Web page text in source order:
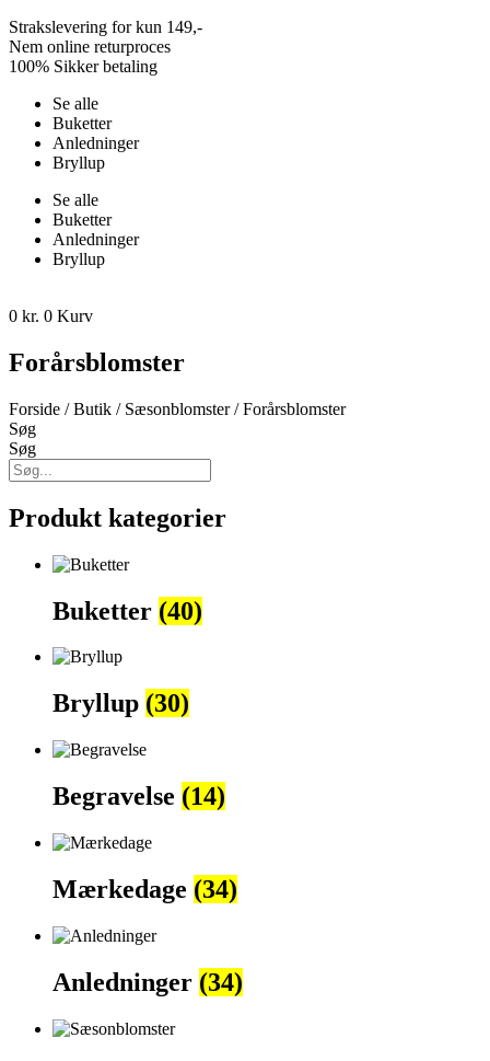
Strakslevering for kun 149,-
Nem online returproces
100% Sikker betaling
Se alle
Buketter
Anledninger
Bryllup
Se alle
Buketter
Anledninger
Bryllup
0 kr. 0 Kurv
Forårsblomster
Forside /Butik / Sæsonblomster/ Forårsblomster
Søg
Søg
Produkt kategorier
Buketter (40)
Bryllup (30)
Begravelse (14)
Mærkedage (34)
Anledninger (34)